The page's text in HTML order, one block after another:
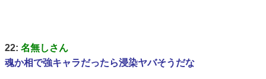
22: 名無しさん
魂か相で強キャラだったら浸染ヤバそうだな